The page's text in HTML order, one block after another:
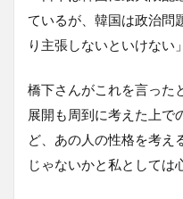
ているが、韓国は政治問
り主張しないといけない」
橋下さんがこれを言った
展開も周到に考えた上で
ど、あの人の性格を考え
じゃないかと私としては